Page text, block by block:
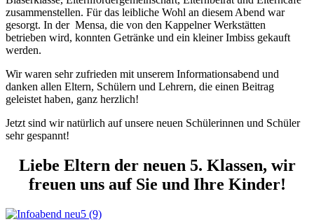
zusammenstellen. Für das leibliche Wohl an diesem Abend war
gesorgt. In der Mensa, die von den Kappelner Werkstätten
betrieben wird, konnten Getränke und ein kleiner Imbiss gekauft
werden.
Wir waren sehr zufrieden mit unserem Informationsabend und
danken allen Eltern, Schülern und Lehrern, die einen Beitrag
geleistet haben, ganz herzlich!
Jetzt sind wir natürlich auf unsere neuen Schülerinnen und Schüler
sehr gespannt!
Liebe Eltern der neuen 5. Klassen, wir
freuen uns auf Sie und Ihre Kinder!